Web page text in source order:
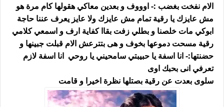
الام نفخت بغضب :- اوووف و بعدين معاكي هقولها كام مرة هو
مش عايزك يا رقية تمام مش عايزك ولا عايز يعرف عننا حاجة
ابوكي مات خلصنا و بطلي زفت بقاا كفاية ارف و اسمعي كلامي
رقية مسحت دموعها بخوف و هى بتترعش الام قبلت جبينها و
حضنتها:- انا اسفة يا حبيبتي سامحيني يا روحي انا اسفة لازم
تعرفي انى بحبك اوى
سلوى بعدت عن رقية بصتلها نظرة اخيرا و قامت